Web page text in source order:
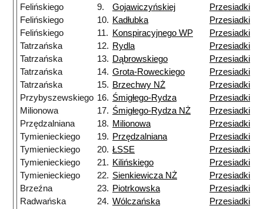
Felińskiego
9. Gojawiczyńskiej
Przesiadki
Felińskiego
10. Kadłubka
Przesiadki
Felińskiego
11. Konspiracyjnego WP
Przesiadki
Tatrzańska
12. Rydla
Przesiadki
Tatrzańska
13. Dąbrowskiego
Przesiadki
Tatrzańska
14. Grota-Roweckiego
Przesiadki
Tatrzańska
15. Brzechwy NŻ
Przesiadki
Przybyszewskiego 16. Śmigłego-Rydza
Przesiadki
Milionowa
17. Śmigłego-Rydza NŻ
Przesiadki
Przędzalniana
18. Milionowa
Przesiadki
Tymienieckiego
19. Przędzalniana
Przesiadki
Tymienieckiego
20. ŁSSE
Przesiadki
Tymienieckiego
21. Kilińskiego
Przesiadki
Tymienieckiego
22. Sienkiewicza NŻ
Przesiadki
Brzeźna
23. Piotrkowska
Przesiadki
Radwańska
24. Wólczańska
Przesiadki